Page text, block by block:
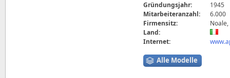
Gründungsjahr:
1945
Mitarbeiteranzahl:
6.000
Firmensitz:
Land:
Internet:
Alle Modelle